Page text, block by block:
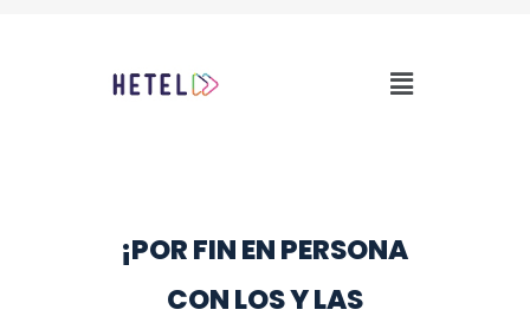
¡POR FIN EN PERSONA
CON LOS Y LAS